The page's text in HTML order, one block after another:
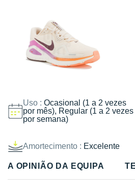
Uso : Ocasional (1 a 2 vezes
por mês), Regular (1 a 2 vezes
por semana)
Amortecimento : Excelente
A OPINIÃO DA EQUIPA